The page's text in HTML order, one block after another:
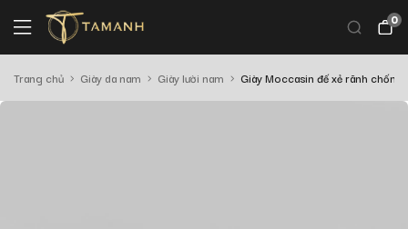
0
Trang chủ Giày da nam Giày lười nam Giày Moccasin đế xẻ rãnh